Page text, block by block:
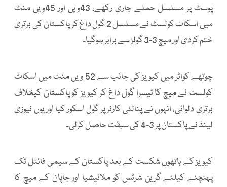
پوسٹ پر مسلسل حملے جاری رکھے، 43ویں اور 45ویں منٹ
میں اسکاٹ کولسٹ نے مسلسل 2 گول داغ کر پاکستان کی برتری
ختم کردی اور میچ 3-3 گولز سے برابر ہوگیا۔
چوتھے کواٹر میں کیویز کی جانب سے 52 ویں منٹ میں اسکاٹ
کولسٹ نے میچ کا تیسرا گول داغ کر کیویز کو پاکستان کیخلاف
برتری دلوائی، انہوں نے پنالٹی کارنر پر گول اسکور کیا اور یوں نیوزی
لینڈ نے پاکستان پر 3-4 کی سبقت حاصل کرلی۔
کیویز کے ہاتھوں شکست کے بعد پاکستان کے سیمی فائنل تک
پہنچنے کیلئے گرین شرٹس کو ملائیشیا اور جاپان کے میچ کا